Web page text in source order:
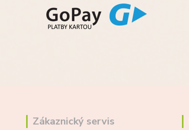
Zákaznický servis